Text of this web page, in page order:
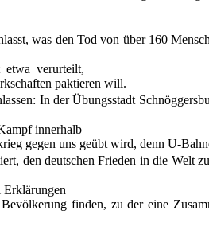
was den Tod von über 160
etwa verurteilt,
paktieren will.
In der Übungsstadt
innerhalb
gegen uns geübt wird, denn U-
den deutschen Frieden in die Welt
Erklärungen
finden, zu der eine